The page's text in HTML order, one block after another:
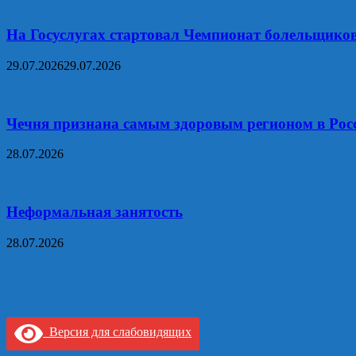
На Госуслугах стартовал Чемпионат
29.07.202629.07.2026
Чечня признана самым здоровым регионом в
28.07.2026
Неформальная занятость
28.07.2026
Версия для слабовидящих